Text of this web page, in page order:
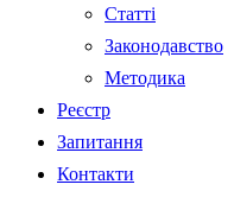
Статті
Законодавство
Методика
Реєстр
Запитання
Контакти